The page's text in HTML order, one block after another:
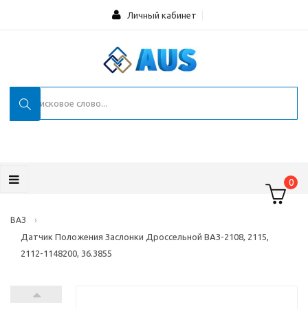
Личный кабинет
0
ВАЗ
›
Датчик Положения Заслонки Дроссельной ВАЗ-2108, 2115,
2112-1148200, 36.3855